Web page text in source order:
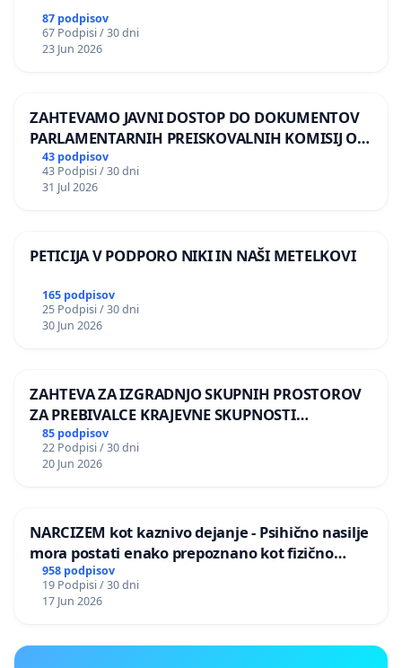
87 podpisov
67 Podpisi / 30 dni
23 Jun 2026
ZAHTEVAMO JAVNI DOSTOP DO DOKUMENTOV
PARLAMENTARNIH PREISKOVALNIH KOMISIJ O
ILEGALNI TRGOVINI Z OROŽJEM
43 podpisov
43 Podpisi / 30 dni
31 Jul 2026
PETICIJA V PODPORO NIKI IN NAŠI METELKOVI
165 podpisov
25 Podpisi / 30 dni
30 Jun 2026
ZAHTEVA ZA IZGRADNJO SKUPNIH PROSTOROV
ZA PREBIVALCE KRAJEVNE SKUPNOSTI
PRESTRANEK
85 podpisov
22 Podpisi / 30 dni
20 Jun 2026
NARCIZEM kot kaznivo dejanje - Psihično nasilje
mora postati enako prepoznano kot fizično
nasilje
958 podpisov
19 Podpisi / 30 dni
17 Jun 2026